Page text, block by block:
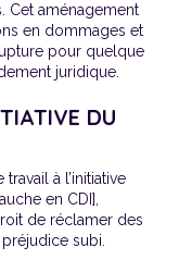
Cet aménagement
en dommages et
pour quelque
juridique.
DU
à l’initiative
en CDI],
de réclamer des
subi.